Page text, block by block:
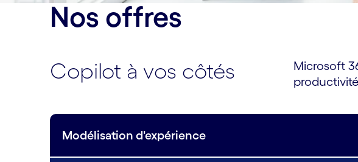
Nos offres
Copilot à vos côtés
Microsoft
Modélisation d'expérience